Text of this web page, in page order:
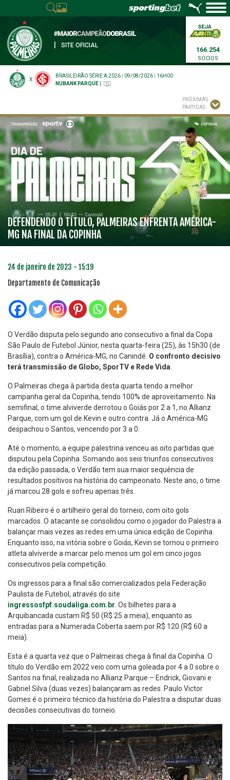
SITE OFICIAL
166.254
SÓCIOS
X
BRASILEIRÃO SÉRIE A 2026 09/08/2026
16H00
NUBANK PARQUE
PRÓXIMAS
PARTIDAS
DEFENDENDO O TÍTULO, PALMEIRAS ENFRENTA AMÉRICA-
MG NA FINAL DA COPINHA
24 de janeiro de 2023 - 15:19
Departamento de Comunicação
O Verdão disputa pelo segundo ano consecutivo a final da Copa
São Paulo de Futebol Júnior, nesta quarta-feira (25), às 15h30 (de
Brasília), contra o América-MG, no Canindé. O confronto decisivo
terá transmissão de Globo, SporTV e Rede Vida
O Palmeiras chega à partida desta quarta tendo a melhor
campanha geral da Copinha, tendo 100% de aproveitamento. Na
semifinal, o time alviverde derrotou o Goiás por 2 a 1, no Allianz
Parque, com um gol de Kevin e outro contra. Já o América-MG
despachou o Santos, vencendo por 3 a 0.
Até o momento, a equipe palestrina venceu as oito partidas que
disputou pela Copinha. Somando aos seis triunfos consecutivos
da edição passada, o Verdão tem sua maior sequência de
resultados positivos na história do campeonato. Neste ano, o time
já marcou 28 gols e sofreu apenas três.
Ruan Ribeiro é o artilheiro geral do torneio, com oito gols
marcados. O atacante se consolidou como o jogador do Palestra a
balançar mais vezes as redes em uma única edição de Copinha.
Enquanto isso, na vitória sobre o Goiás, Kevin se tornou o primeiro
atleta alviverde a marcar pelo menos um gol em cinco jogos
consecutivos pela competição.
Os ingressos para a final são comercializados pela Federação
Paulista de Futebol, através do site
ingressosfpf.soudaliga.com.br . Os bilhetes para a
Arquibancada custam R$ 50 (R$ 25 a meia), enquanto as
entradas para a Numerada Coberta saem por R$ 120 (R$ 60 a
meia).
Esta é a quarta vez que o Palmeiras chega à final da Copinha. O
título do Verdão em 2022 veio com uma goleada por 4 a 0 sobre o
Santos na final, realizada no Allianz Parque – Endrick, Giovani e
Gabriel Silva (duas vezes) balançaram as redes. Paulo Victor
Gomes é o primeiro técnico da história do Palestra a disputar duas
decisões consecutivas do torneio.